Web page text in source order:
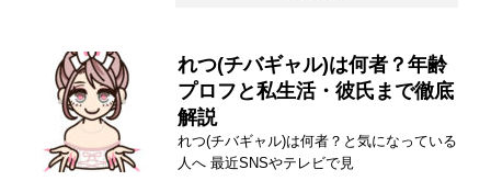
れつ(チバギャル)は何者？年齢
プロフと私生活・彼氏まで徹底
解説
れつ(チバギャル)は何者？と気になっている
人へ 最近SNSやテレビで見